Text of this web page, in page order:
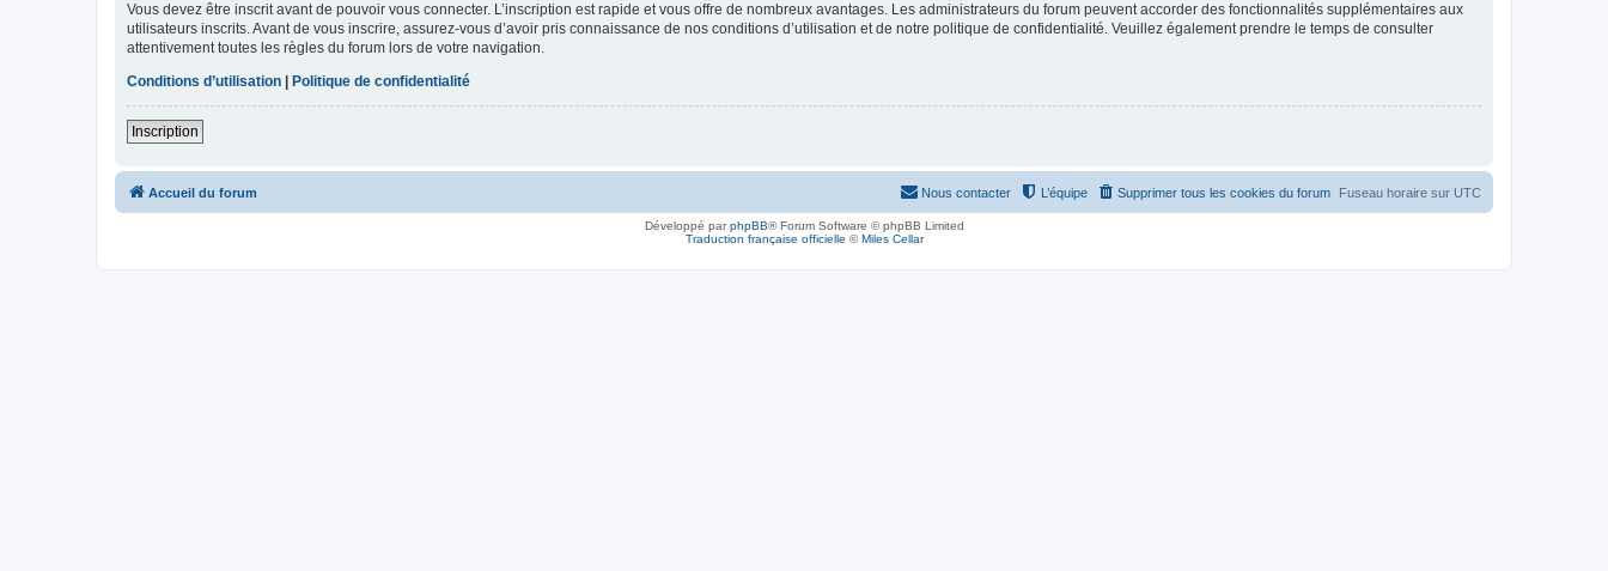
Vous devez être inscrit avant de pouvoir vous connecter. L’inscription est rapide et vous offre de nombreux avantages. Les administrateurs du forum peuvent accorder des fonctionnalités supplémentaires aux
utilisateurs inscrits. Avant de vous inscrire, assurez-vous d’avoir pris connaissance de nos conditions d’utilisation et de notre politique de confidentialité. Veuillez également prendre le temps de consulter
attentivement toutes les règles du forum lors de votre navigation.
Conditions d’utilisation
Politique de confidentialité
Inscription
Accueil du forum Fuseau horaire sur UTC
Supprimer tous les cookies du forum
L’équipe
Nous contacter
Développé parphpBB® Forum Software © phpBB Limited
Traduction française officielle ©Miles Cellar